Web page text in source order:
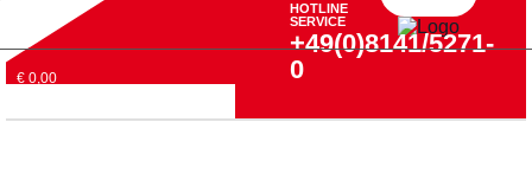
€ 0,00
HOTLINE
SERVICE
+49(0)8141/5271-
0